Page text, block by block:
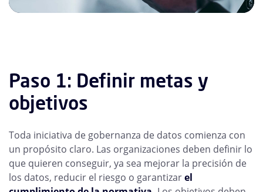
Paso 1: Definir metas y
objetivos
Toda iniciativa de gobernanza de datos comienza con
un propósito claro. Las organizaciones deben definir lo
que quieren conseguir, ya sea mejorar la precisión de
los datos, reducir el riesgo o garantizarel